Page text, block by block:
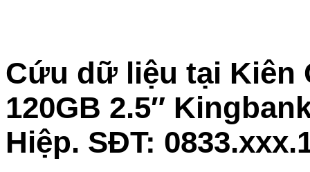
Cứu dữ liệu tại Kiên
120GB 2.5″
Hiệp. SĐT: